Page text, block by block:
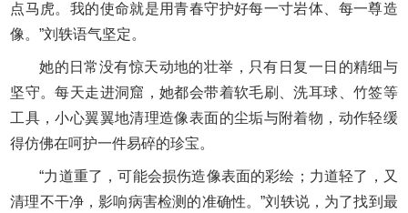
点马虎。我的使命就是用青春守护好每一寸岩体、每一尊造
像。”刘轶语气坚定。
她的日常没有惊天动地的壮举，只有日复一日的精细与
坚守。每天走进洞窟，她都会带着软毛刷、洗耳球、竹签等
工具，小心翼翼地清理造像表面的尘垢与附着物，动作轻缓
得仿佛在呵护一件易碎的珍宝。
“力道重了，可能会损伤造像表面的彩绘；力道轻了，又
清理不干净，影响病害检测的准确性。”刘轶说，为了找到最